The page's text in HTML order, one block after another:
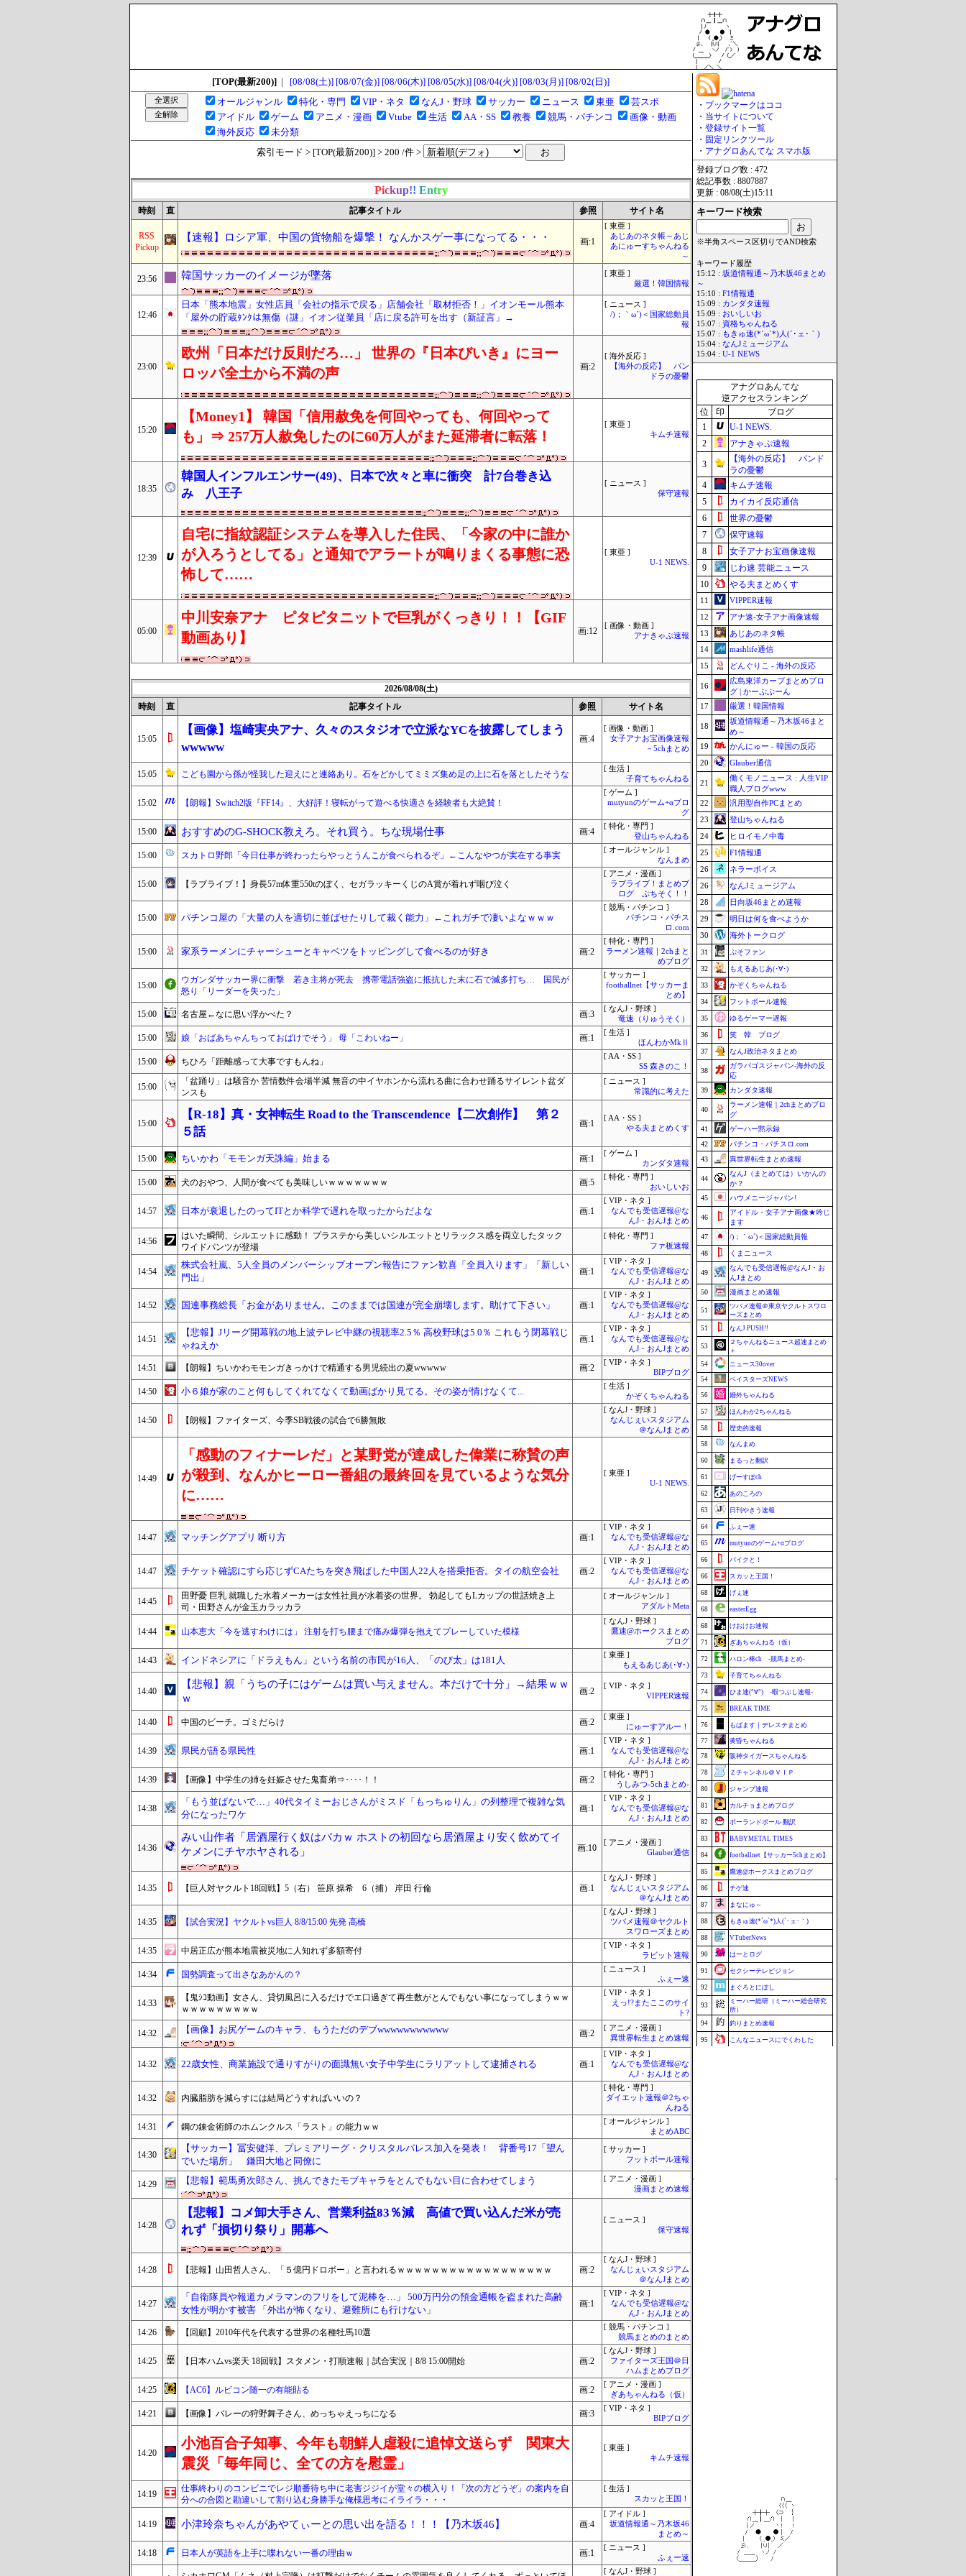
[TOP(最新200)] | [08/08(土)] [08/07(金)] [08/06(木)] [08/05(水)] [08/04(火)] [08/03(月)] [08/02(日)]
オールジャンル
特化・専門 VIP・ネタ なんJ・野球 サッカー ニュース 東亜
芸スポ
アイドル
ゲーム アニメ・漫画 Vtube 生活 AA・SS 教養 競馬・パチンコ
画像・動画
海外反応
未分類
索引モード > [TOP(最新200)] > 200 /件 >
Pickup!! Entry
時刻 直 記事タイトル 参照 サイト名
RSS
Pickup
【速報】ロシア軍、中国の貨物船を爆撃！ なんかスゲー事になってる・・・ 画:1
[ 東亜 ]
あじあのネタ帳～あじ
あにゅーすちゃんねる
～
23:56 韓国サッカーのイメージが墜落
[ 東亜 ]
厳選！韓国情報
12:46
日本「熊本地震」女性店員「会社の指示で戻る」店舗会社「取材拒否！」イオンモール熊本
「屋外の貯蔵ﾀﾝｸは無傷（謎」イオン従業員「店に戻る許可を出す（新証言」→
[ ニュース ]
/)；｀ω´)＜国家総動員
報
23:00
欧州「日本だけ反則だろ…」 世界の『日本びいき』にヨー
ロッパ全土から不満の声
画:2
[ 海外反応 ]
【海外の反応】 パン
ドラの憂鬱
15:20
【Money1】 韓国「信用赦免を何回やっても、何回やって
も」⇒ 257万人赦免したのに60万人がまた延滞者に転落！
[ 東亜 ]
キムチ速報
18:35
韓国人インフルエンサー(49)、日本で次々と車に衝突 計7台巻き込
み 八王子
[ ニュース ]
保守速報
12:39
自宅に指紋認証システムを導入した住民、「今家の中に誰か
が入ろうとしてる」と通知でアラートが鳴りまくる事態に恐
怖して……
[ 東亜 ]
U-1 NEWS.
05:00
中川安奈アナ ピタピタニットで巨乳がくっきり！！【GIF
動画あり】
画:12
[ 画像・動画 ]
アナきゃぷ速報
2026/08/08(土)
時刻
直 記事タイトル 参照 サイト名
15:05
【画像】塩崎実央アナ、久々のスタジオで立派なYCを披露してしまう
wwwww
画:4
[ 画像・動画 ]
女子アナお宝画像速報
－5chまとめ
15:05 こども園から孫が怪我した迎えにと連絡あり。石をどかしてミミズ集め足の上に石を落としたそうな
[ 生活 ]
子育てちゃんねる
15:02 【朗報】Switch2版『FF14』、大好評！寝転がって遊べる快適さを経験者も大絶賛！
[ ゲーム ]
mutyunのゲーム+αブロ
グ
15:00 おすすめのG-SHOCK教えろ。それ買う。ちな現場仕事 画:4
[ 特化・専門 ]
登山ちゃんねる
15:00 スカトロ野郎「今日仕事が終わったらやっとうんこが食べられるぞ」←こんなやつが実在する事実
[ オールジャンル ]
なんまめ
15:00 【ラブライブ！】身長57m体重550tのぼく、セガラッキーくじのA賞が着れず咽び泣く
[ アニメ・漫画 ]
ラブライブ！まとめブ
ログ ぷちそく！！
15:00 パチンコ屋の「大量の人を適切に並ばせたりして裁く能力」←これガチで凄いよなｗｗｗ
[ 競馬・パチンコ ]
パチンコ・パチス
ロ.com
15:00 家系ラーメンにチャーシューとキャベツをトッピングして食べるのが好き 画:2
[ 特化・専門 ]
ラーメン速報｜2chまと
めブログ
15:00
ウガンダサッカー界に衝撃 若き主将が死去 携帯電話強盗に抵抗した末に石で滅多打ち… 国民が
怒り「リーダーを失った」
[ サッカー ]
footballnet【サッカーま
とめ】
15:00 名古屋←なに思い浮かべた？ 画:3
[ なんJ・野球 ]
竜速（りゅうそく）
15:00 娘「おばあちゃんちっておばけでそう」 母「こわいねー」 画:1
[ 生活 ]
ほんわかMkⅡ
15:00 ちひろ「距離感って大事ですもんね」
[ AA・SS ]
SS 森きのこ！
15:00
「盆踊り」は騒音か 苦情数件会場半減 無音の中イヤホンから流れる曲に合わせ踊るサイレント盆ダ
ンスも
[ ニュース ]
常識的に考えた
15:00
【R-18】真・女神転生 Road to the Transcendence【二次創作】 第２
５話
画:1
[ AA・SS ]
やる夫まとめくす
15:00 ちいかわ「モモンガ天誅編」始まる 画:1
[ ゲーム ]
カンダタ速報
15:00 犬のおやつ、人間が食べても美味しいｗｗｗｗｗｗｗ 画:5
[ 特化・専門 ]
おいしいお
14:57 日本が衰退したのってITとか科学で遅れを取ったからだよな 画:1
[ VIP・ネタ ]
なんでも受信遅報@な
んJ・おんJまとめ
14:56
はいた瞬間、シルエットに感動！ プラステから美しいシルエットとリラックス感を両立したタック
ワイドパンツが登場
[ 特化・専門 ]
ファ板速報
14:54
株式会社嵐、5人全員のメンバーシップオープン報告にファン歓喜「全員入ります」「新しい
門出」
画:1
[ VIP・ネタ ]
なんでも受信遅報@な
んJ・おんJまとめ
14:52 国連事務総長「お金がありません。このままでは国連が完全崩壊します。助けて下さい」 画:1
[ VIP・ネタ ]
なんでも受信遅報@な
んJ・おんJまとめ
14:51
【悲報】Jリーグ開幕戦の地上波テレビ中継の視聴率2.5％ 高校野球は5.0％ これもう閉幕戦じ
ゃねえか
画:1
[ VIP・ネタ ]
なんでも受信遅報@な
んJ・おんJまとめ
14:51 【朗報】ちいかわモモンガきっかけで精通する男児続出の夏wwwww 画:2
[ VIP・ネタ ]
BIPブログ
14:50 小６娘が家のこと何もしてくれてなくて動画ばかり見てる。その姿が情けなくて...
[ 生活 ]
かぞくちゃんねる
14:50 【朗報】ファイターズ、今季SB戦後の試合で6勝無敗
[ なんJ・野球 ]
なんじぇいスタジアム
＠なんJまとめ
14:49
「感動のフィナーレだ」と某野党が達成した偉業に称賛の声
が殺到、なんかヒーロー番組の最終回を見ているような気分
に……
[ 東亜 ]
U-1 NEWS.
14:47 マッチングアプリ 断り方 画:1
[ VIP・ネタ ]
なんでも受信遅報@な
んJ・おんJまとめ
14:47 チケット確認にすら応じずCAたちを突き飛ばした中国人22人を搭乗拒否。タイの航空会社 画:2
[ VIP・ネタ ]
なんでも受信遅報@な
んJ・おんJまとめ
14:45
田野憂 巨乳 就職した水着メーカーは女性社員が水着姿の世界。 勃起してもLカップの世話焼き上
司・田野さんが金玉カラッカラ
[ オールジャンル ]
アダルトMeta
14:44 山本恵大「今を逃すわけには」 注射を打ち腰まで痛み爆弾を抱えてプレーしていた模様
[ なんJ・野球 ]
鷹速@ホークスまとめ
ブログ
14:43 インドネシアに「ドラえもん」という名前の市民が16人、「のび太」は181人
[ 東亜 ]
もえるあじあ(･∀･)
14:40
【悲報】親「うちの子にはゲームは買い与えません。本だけで十分」→結果ｗｗ
ｗ
画:2
[ VIP・ネタ ]
VIPPER速報
14:40 中国のビーチ。ゴミだらけ 画:2
[ 東亜 ]
にゅーすアルー！
14:39 県民が語る県民性 画:1
[ VIP・ネタ ]
なんでも受信遅報@な
んJ・おんJまとめ
14:39 【画像】中学生の姉を妊娠させた鬼畜弟⇒････！！ 画:2
[ 特化・専門 ]
うしみつ-5chまとめ-
14:38
「もう並ばないで…」40代タイミーおじさんがミスド「もっちゅりん」の列整理で複雑な気
分になったワケ
画:1
[ VIP・ネタ ]
なんでも受信遅報@な
んJ・おんJまとめ
14:36
みい山作者「居酒屋行く奴はバカｗ ホストの初回なら居酒屋より安く飲めてイ
ケメンにチヤホヤされる」
画:10
[ アニメ・漫画 ]
Glauber通信
14:35 【巨人対ヤクルト18回戦】5（右） 笹原 操希 6（捕） 岸田 行倫 画:1
[ なんJ・野球 ]
なんじぇいスタジアム
＠なんJまとめ
14:35 【試合実況】ヤクルトvs巨人 8/8/15:00 先発 高橋
[ なんJ・野球 ]
ツバメ速報＠ヤクルト
スワローズまとめ
14:35 中居正広が熊本地震被災地に人知れず多額寄付
[ VIP・ネタ ]
ラビット速報
14:34 国勢調査って出さなあかんの？
[ ニュース ]
ふぇー速
14:33
【鬼ｼｺ動画】女さん、貸切風呂に入るだけでエ口過ぎて再生数がとんでもない事になってしまうｗｗ
ｗｗｗｗｗｗｗｗｗ
[ VIP・ネタ ]
えっ!?またここのサイ
ト?
14:32 【画像】お尻ゲームのキャラ、もうただのデブwwwwwwwwwww 画:2
[ アニメ・漫画 ]
異世界転生まとめ速報
14:32 22歳女性、商業施設で通りすがりの面識無い女子中学生にラリアットして逮捕される 画:1
[ VIP・ネタ ]
なんでも受信遅報@な
んJ・おんJまとめ
14:32 内臓脂肪を減らすには結局どうすればいいの？
[ 特化・専門 ]
ダイエット速報＠2ちゃ
んねる
14:31 鋼の錬金術師のホムンクルス「ラスト」の能力ｗｗ
[ オールジャンル ]
まとめABC
14:30
【サッカー】冨安健洋、プレミアリーグ・クリスタルパレス加入を発表！ 背番号17「望ん
でいた場所」 鎌田大地と同僚に
[ サッカー ]
フットボール速報
14:29 【悲報】範馬勇次郎さん、挑んできたモブキャラをとんでもない目に合わせてしまう
[ アニメ・漫画 ]
漫画まとめ速報
14:28
【悲報】コメ卸大手さん、営業利益83％減 高値で買い込んだ米が売
れず「損切り祭り」開幕へ
[ ニュース ]
保守速報
14:28 【悲報】山田哲人さん、「５億円ドロボー」と言われるｗｗｗｗｗｗｗｗｗｗｗｗｗｗｗｗｗｗ 画:2
[ なんJ・野球 ]
なんじぇいスタジアム
＠なんJまとめ
14:27
「自衛隊員や報道カメラマンのフリをして泥棒を…」 500万円分の預金通帳を盗まれた高齢
女性が明かす被害 「外出が怖くなり、避難所にも行けない」
画:1
[ VIP・ネタ ]
なんでも受信遅報@な
んJ・おんJまとめ
14:26 【回顧】2010年代を代表する世界の名種牡馬10選
[ 競馬・パチンコ ]
競馬まとめのまとめ
14:25 【日本ハムvs楽天 18回戦】スタメン・打順速報｜試合実況｜8/8 15:00開始 画:2
[ なんJ・野球 ]
ファイターズ王国＠日
ハムまとめブログ
14:25 【AC6】ルビコン随一の有能貼る 画:2
[ アニメ・漫画 ]
ぎあちゃんねる（仮）
14:21 【画像】バレーの狩野舞子さん、めっちゃえっちになる 画:3
[ VIP・ネタ ]
BIPブログ
14:20
小池百合子知事、今年も朝鮮人虐殺に追悼文送らず 関東大
震災「毎年同じ、全ての方を慰霊」
[ 東亜 ]
キムチ速報
14:19
仕事終わりのコンビニでレジ順番待ち中に老害ジジイが堂々の横入り！「次の方どうぞ」の案内を自
分への合図と勘違いして割り込む身勝手な俺様思考にイライラ・・・
[ 生活 ]
スカッと王国！
14:19 小津玲奈ちゃんがあやてぃーとの思い出を語る！！！【乃木坂46】 画:4
[ アイドル ]
坂道情報通～乃木坂46
まとめ～
14:18 日本人が英語を上手に喋れない一番の理由ｗ 画:1
[ ニュース ]
ふぇー速
[ なんJ・野球 ]
・ ブックマークはココ
・ 当サイトについて
・ 登録サイト一覧
・ 固定リンクツール
・ アナグロあんてな スマホ版
登録ブログ数 : 472
総記事数 : 8807887
更新 : 08/08(土)15:11
キーワード検索
※半角スペース区切りでAND検索
キーワード履歴
15:12 : 坂道情報通～乃木坂46まとめ
～
15:10 : F1情報通
15:09 : カンダタ速報
15:09 : おいしいお
15:07 : 資格ちゃんねる
15:07 : もきゅ速(*´ω`*)人(´･ェ･｀)
15:04 : なんJミュージアム
15:04 : U-1 NEWS
アナグロあんてな
逆アクセスランキング
位
印
ブログ
1
U-1 NEWS.
2
アナきゃぷ速報
3
【海外の反応】 パンド
ラの憂鬱
4
キムチ速報
5
カイカイ反応通信
6
世界の憂鬱
7
保守速報
8
女子アナお宝画像速報
9
じわ速 芸能ニュース
10
やる夫まとめくす
11
VIPPER速報
12
アナ速‐女子アナ画像速報
13
あじあのネタ帳
14
mashlife通信
15
どんぐりこ - 海外の反応
16
広島東洋カープまとめブロ
グ | かーぷぶーん
17
厳選！韓国情報
18
坂道情報通～乃木坂46まと
め～
19
かんにゅー - 韓国の反応
20
Glauber通信
21
働くモノニュース : 人生VIP
職人ブログwww
22
汎用型自作PCまとめ
23
登山ちゃんねる
24
ヒロイモノ中毒
25
F1情報通
26
ネラーボイス
26
なんJミュージアム
28
日向坂46まとめ速報
29
明日は何を食べようか
30
海外トークログ
31 ぷそファン
32 もえるあじあ(･∀･)
33 かぞくちゃんねる
34 フットボール速報
35 ゆるゲーマー遅報
36 笑 韓 ブログ
37 なんJ政治ネタまとめ
38
ガラパゴスジャパン-海外の反
応
39
カンダタ速報
40
ラーメン速報｜2chまとめブロ
グ
41
ゲーハー黙示録
42
パチンコ・パチスロ.com
43
異世界転生まとめ速報
44
なんJ（まとめては）いかんの
か？
45
ハウメニージャパン!
46
アイドル・女子アナ画像★吟じ
ます
47
/)；｀ω´)＜国家総動員報
48 くまニュース
49
なんでも受信遅報@なんJ・お
んJまとめ
50
漫画まとめ速報
51
ツバメ速報＠東京ヤクルトスワロ
ーズまとめ
51
なんJ PUSH!!
53
２ちゃんねるニュース超速まとめ
＋
54
ニュース30over
54 ベイスターズNEWS
56 婚外ちゃんねる
57 ほんわか2ちゃんねる
58 歴史的速報
58 なんまめ
60 まるっと翻訳
61 げーすぽch
62 あのころの
63 日刊やきう速報
64 ふぇー速
65 mutyunのゲーム+αブログ
66 バイクと！
66 スカッと王国！
68 げぇ速
68 easterEgg
68 けおけお速報
71 ぎあちゃんねる（仮）
72 ハロン棒ch -競馬まとめ-
73 子育てちゃんねる
74 ひま速(°∀°) -暇つぶし速報-
75 BREAK TIME
76 もばます｜デレステまとめ
77 黄昏ちゃんねる
78 阪神タイガースちゃんねる
78 Ｚチャンネル＠ＶＩＰ
80 ジャンプ速報
81 カルチョまとめブログ
82 ポーランドボール 翻訳
83 BABYMETAL TIMES
84 footballnet【サッカー5chまとめ】
85 鷹速@ホークスまとめブログ
86 チゲ速
87 まなにゅ～
88 もきゅ速(*´ω`*)人(´･ェ･｀)
88 VTuberNews
90 はーとログ
91 セクシーテレビジョン
92 まぐろとにぼし
93
ミーハー総研（ミーハー総合研究
所）
94
釣りまとめ速報
95 こんなニュースにでくわした